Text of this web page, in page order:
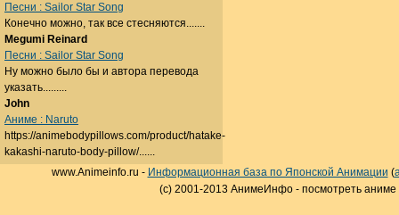
Песни : Sailor Star Song
Конечно можно, так все стесняются.......
Megumi Reinard
Песни : Sailor Star Song
Ну можно было бы и автора перевода
указать.........
John
Аниме : Naruto
https://animebodypillows.com/product/hatake-
kakashi-naruto-body-pillow/......
www.Animeinfo.ru - Информационная база по Японской Анимации (
(c) 2001-2013 АнимеИнфо - посмотреть аниме